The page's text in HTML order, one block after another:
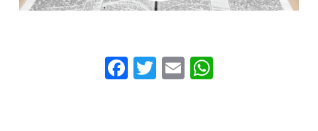
Facebook
Twitter
Email